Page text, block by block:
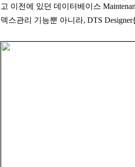
고 이전에 있던 데이터베이스
덱스관리 기능뿐 아니라, DTS